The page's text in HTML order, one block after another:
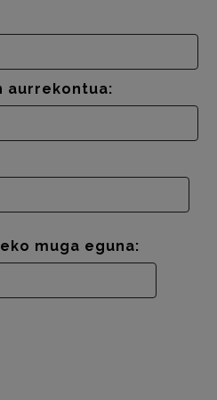
aurrekontua:
muga eguna: